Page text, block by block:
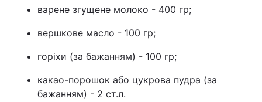
варене згущене молоко - 400 гр;
вершкове масло - 100 гр;
горіхи (за бажанням) - 100 гр;
какао-порошок або цукрова пудра (за
бажанням) - 2 ст.л.